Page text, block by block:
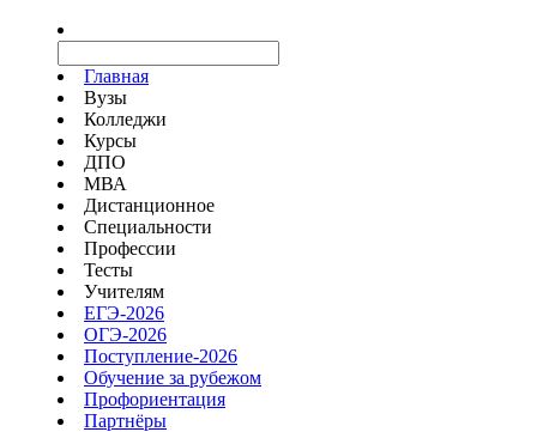
Главная
Вузы
Колледжи
Курсы
ДПО
МВА
Дистанционное
Специальности
Профессии
Тесты
Учителям
ЕГЭ-2026
ОГЭ-2026
Поступление-2026
Обучение за рубежом
Профориентация
Партнёры